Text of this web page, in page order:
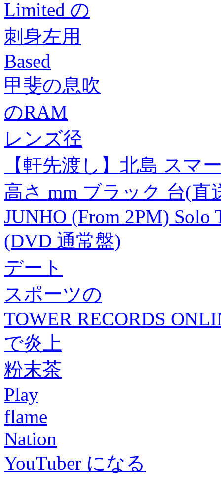
Limited の
刺身左用
Based
甲斐の息吹
のRAM
レンズ径
【軒先渡し】北島 スマ
高さ mm ブラック 台(直
JUNHO (From 2PM) Solo
(DVD 通常盤)
デート
スポーツの
TOWER RECORDS
で炎上
粉末茶
Play
flame
Nation
YouTuber になる